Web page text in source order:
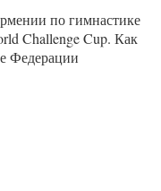
по гимнастике
Challenge Cup. Как
Федерации